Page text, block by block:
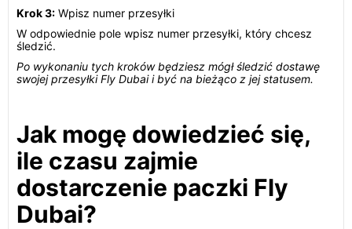
Krok 3: Wpisz numer przesyłki
W odpowiednie pole wpisz numer przesyłki, który chcesz
śledzić.
Po wykonaniu tych kroków będziesz mógł śledzić dostawę
swojej przesyłki Fly Dubai i być na bieżąco z jej statusem.
Jak mogę dowiedzieć się,
ile czasu zajmie
dostarczenie paczki Fly
Dubai?